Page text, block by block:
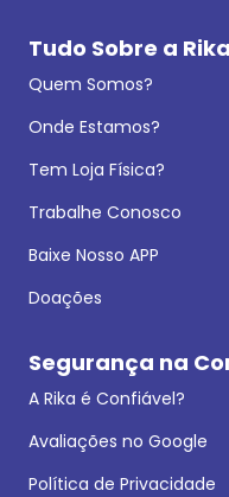
Tudo Sobre a Rika
Quem Somos?
Onde Estamos?
Tem Loja Física?
Trabalhe Conosco
Baixe Nosso APP
Doações
Segurança na
A Rika é Confiável?
Avaliações no Google
Política de Privacidade